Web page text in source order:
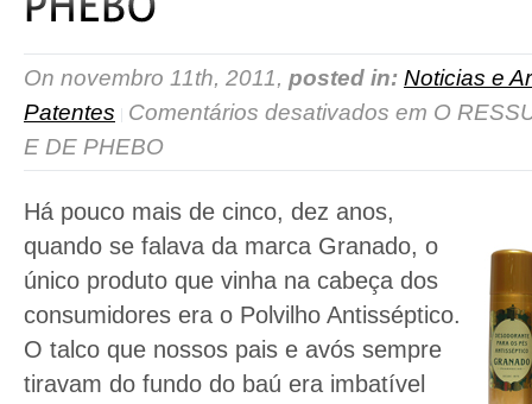
On novembro 11th, 2011, posted in: Noticias e
Patentes
Comentários desativados em O
E DE PHEBO
Há pouco mais de cinco, dez anos,
quando se falava da marca Granado, o
único produto que vinha na cabeça dos
consumidores era o Polvilho Antisséptico.
O talco que nossos pais e avós sempre
tiravam do fundo do baú era imbatível